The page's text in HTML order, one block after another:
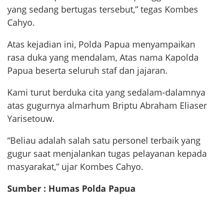
yang sedang bertugas tersebut,” tegas Kombes
Cahyo.
Atas kejadian ini, Polda Papua menyampaikan
rasa duka yang mendalam, Atas nama Kapolda
Papua beserta seluruh staf dan jajaran.
Kami turut berduka cita yang sedalam-dalamnya
atas gugurnya almarhum Briptu Abraham Eliaser
Yarisetouw.
“Beliau adalah salah satu personel terbaik yang
gugur saat menjalankan tugas pelayanan kepada
masyarakat,” ujar Kombes Cahyo.
Sumber : Humas Polda Papua